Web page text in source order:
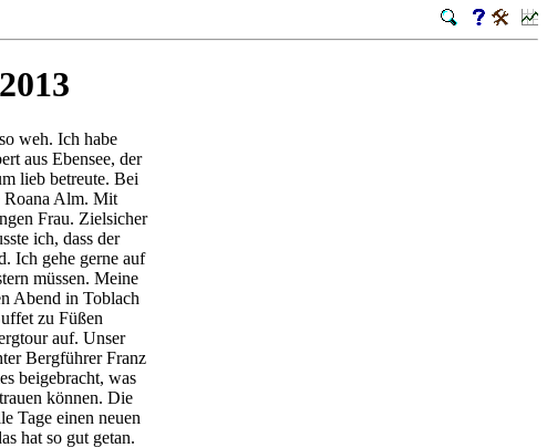
weh. Ich habe
aus Ebensee, der
lieb betreute. Bei
Roana Alm. Mit
Frau. Zielsicher
ich, dass der
Ich gehe gerne auf
müssen. Meine
Abend in Toblach
zu Füßen
auf. Unser
Bergführer Franz
beigebracht, was
können. Die
Tage einen neuen
hat so gut getan.